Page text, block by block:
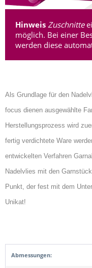
Hinweis Zuschnitte
möglich. Bei einer
werden diese
Als Grundlage für den
focus dienen ausgewählte
Herstellungsprozess wird
fertig verdichtete Ware
entwickelten Verfahren
Nadelvlies mit den
Punkt, der fest mit dem
Unikat!
Abmessungen: